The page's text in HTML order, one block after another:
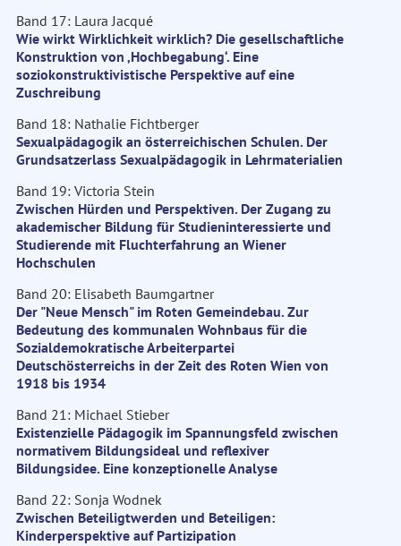
Band 17: Laura Jacqué
Wie wirkt Wirklichkeit wirklich? Die gesellschaftliche
Konstruktion von ‚Hochbegabung‘. Eine
soziokonstruktivistische Perspektive auf eine
Zuschreibung
Band 18: Nathalie Fichtberger
Sexualpädagogik an österreichischen Schulen. Der
Grundsatzerlass Sexualpädagogik in Lehrmaterialien
Band 19: Victoria Stein
Zwischen Hürden und Perspektiven. Der Zugang zu
akademischer Bildung für Studieninteressierte und
Studierende mit Fluchterfahrung an Wiener
Hochschulen
Band 20: Elisabeth Baumgartner
Der "Neue Mensch" im Roten Gemeindebau. Zur
Bedeutung des kommunalen Wohnbaus für die
Sozialdemokratische Arbeiterpartei
Deutschösterreichs in der Zeit des Roten Wien von
1918 bis 1934
Band 21: Michael Stieber
Existenzielle Pädagogik im Spannungsfeld zwischen
normativem Bildungsideal und reflexiver
Bildungsidee. Eine konzeptionelle Analyse
Band 22: Sonja Wodnek
Zwischen Beteiligtwerden und Beteiligen:
Kinderperspektive auf Partizipation